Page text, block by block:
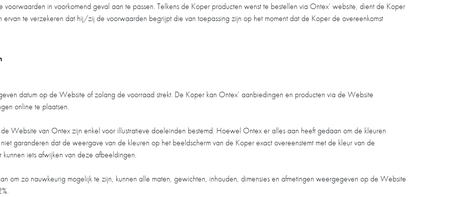
in voorkomend geval aan te passen. Telkens de Koper producten wenst te bestellen via Ontex’ website, dient de Koper
te verzekeren dat hij/zij de voorwaarden begrijpt die van toepassing zijn op het moment dat de Koper de overeenkomst
datum op de Website of zolang de voorraad strekt. De Koper kan Ontex’ aanbiedingen en producten via de Website
online te plaatsen.
Website van Ontex zijn enkel voor illustratieve doeleinden bestemd. Hoewel Ontex er alles aan heeft gedaan om de kleuren
garanderen dat de weergave van de kleuren op het beeldscherm van de Koper exact overeenstemt met de kleur van de
iets afwijken van deze afbeeldingen.
om zo nauwkeurig mogelijk te zijn, kunnen alle maten, gewichten, inhouden, dimensies en afmetingen weergegeven op de Website